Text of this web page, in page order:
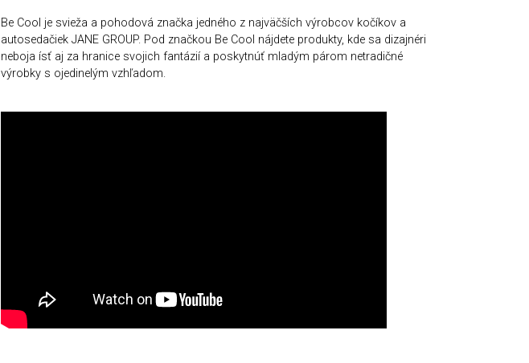
Be Cool je svieža a pohodová značka jedného z najväčších výrobcov kočíkov a
autosedačiek JANE GROUP. Pod značkou Be Cool nájdete produkty, kde sa dizajnéri
neboja ísť aj za hranice svojich fantázií a poskytnúť mladým párom netradičné
výrobky s ojedinelým vzhľadom.